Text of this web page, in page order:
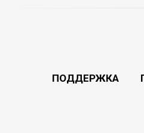
ПОДДЕРЖКА